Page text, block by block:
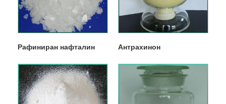
Рафиниран нафталин Антрахинон